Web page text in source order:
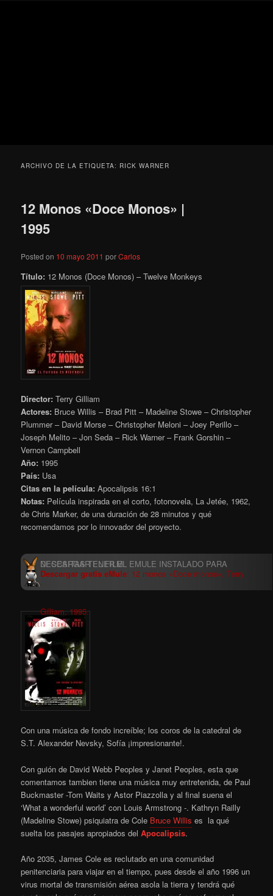
ARCHIVO DE LA ETIQUETA: RICK WARNER
12 Monos «Doce Monos» |
1995
Posted on 10 mayo 2011 porCarlos
Título: 12 Monos (Doce Monos) – Twelve Monkeys
Director: Terry Gilliam
Actores: Bruce Willis – Brad Pitt – Madeline Stowe – Christopher
Plummer – David Morse – Christopher Meloni – Joey Perillo –
Joseph Melito – Jon Seda – Rick Warner – Frank Gorshin –
Vernon Campbell
Año: 1995
País: Usa
Citas en la película: Apocalipsis 16:1
Notas: Película inspirada en el corto, fotonovela, La Jetée, 1962,
de Chris Marker, de una duración de 28 minutos y qué
recomendamos por lo innovador del proyecto.
Descargar gratis eMule: 12 monos «Doce monos», Terry
Gilliam, 1995.
Con una música de fondo increíble; los coros de la catedral de
S.T. Alexander Nevsky, Sofía ¡impresionante!.
Con guión de David Webb Peoples y Janet Peoples, esta que
comentamos tambien tiene una música muy entretenida, de Paul
Buckmaster -Tom Waits y Astor Piazzolla y al final suena el
‘What a wonderful world’ con Louis Armstrong -. Kathryn Railly
(Madeline Stowe) psiquiatra de Cole Bruce Willis es la qué
suelta los pasajes apropiados delApocalipsis.
Año 2035, James Cole es reclutado en una comunidad
penitenciaria para viajar en el tiempo, pues desde el año 1996 un
virus mortal de transmisión aérea asola la tierra y tendrá qué